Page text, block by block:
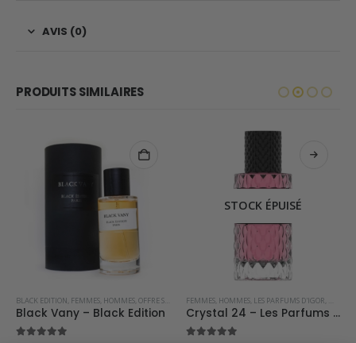
AVIS (0)
PRODUITS SIMILAIRES
D'INTÉRIEUR DE DUBAI
BLACK EDITION FEMMES HOMMES OFFRE SPÉCIALE ,PARFUMS OCCIDENTAUX
Black Vany – Black Edition
STOCK ÉPUISÉ
FEMMES HOMMES LES PARFUMS D'IGOR
Crystal 24 – Les Parfums d’Igor